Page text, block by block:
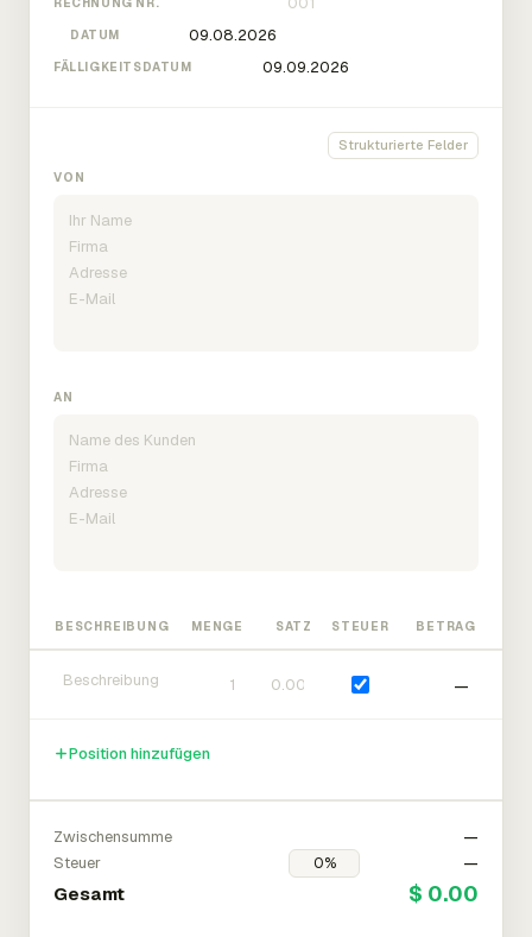
DATUM
FÄLLIGKEITSDATUM
Strukturierte Felder
VON
AN
BESCHREIBUNG MENGE SATZ STEUER BETRAG
—
Position hinzufügen
Zwischensumme
—
Steuer
—
Gesamt $ 0.00